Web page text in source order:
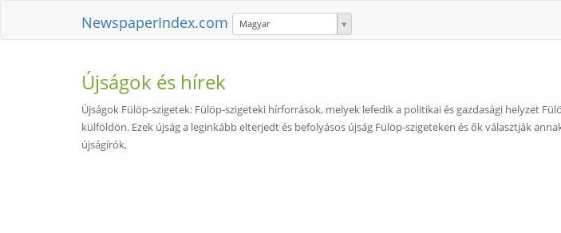
NewspaperIndex.com Magyar
Újságok és hírek
Újságok Fülöp-szigetek: Fülöp-szigeteki hírforrások, melyek lefedik a politikai és gazdasági helyzet
külföldön. Ezek újság a leginkább elterjedt és befolyásos újság Fülöp-szigeteken és ők választják
újságírók,